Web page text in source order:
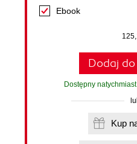
Ebook
Dodaj
Dostępny